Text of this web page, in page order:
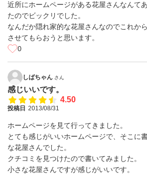
近所にホームページがある花屋さんなんて
たのでビックリでした。
なんだか隠れ家的な花屋さんなのでこれか
させてもらおうと思います。
0
しばちゃん さん
感じいいです。
4.50
投稿日 2013/08/31
ホームページを見て行ってきました。
とても感じがいいホームページで、そこに
な花屋さんでした。
クチコミを見つけたので書いてみました。
小さな花屋さんですが感じがいいです。